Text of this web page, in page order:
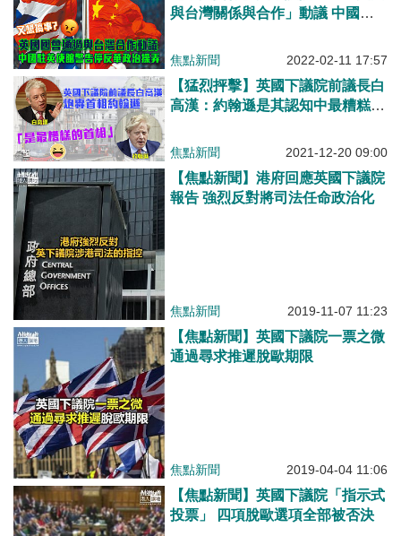
與台灣關係與合作」動議 中國駐
焦點新聞 2022-02-11 17:57
【猛烈抨擊】英國下議院前議長白
高漢：約翰遜是其認知中最糟糕的
焦點新聞 2021-12-20 09:00
【焦點新聞】港府回應英國下議院
報告 強烈反對將司法任命政治化
焦點新聞 2019-11-07 11:23
【焦點新聞】英國下議院一票之微
通過尋求推遲脫歐期限
焦點新聞 2019-04-04 11:06
【焦點新聞】英國下議院「指示式
投票」 四項脫歐選項全部被否決